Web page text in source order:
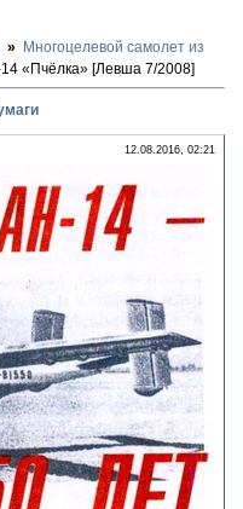
Многоцелевой самолет из
«Пчёлка» [Левша 7/2008]
12.08.2016, 02:21